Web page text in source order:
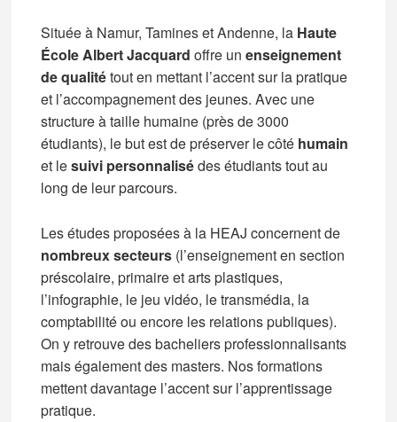
Située à Namur, Tamines et Andenne, la Haute
École Albert Jacquard offre un enseignement
de qualitétout en mettant l’accent sur la pratique
et l’accompagnement des jeunes. Avec une
structure à taille humaine (près de 3000
étudiants), le but est de préserver le côté humain
et lesuivi personnalisédes étudiants tout au
long de leur parcours.
Les études proposées à la HEAJ concernent de
nombreux secteurs(l’enseignement en section
préscolaire, primaire et arts plastiques,
l’infographie, le jeu vidéo, le transmédia, la
comptabilité ou encore les relations publiques).
On y retrouve des bacheliers professionnalisants
mais également des masters. Nos formations
mettent davantage l’accent sur l’apprentissage
pratique.